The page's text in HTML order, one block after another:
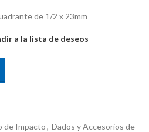
de 1/2 x 23mm
a la lista de deseos
de Impacto, Dados y Accesorios de